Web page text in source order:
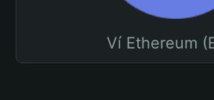
Ví Ethereum